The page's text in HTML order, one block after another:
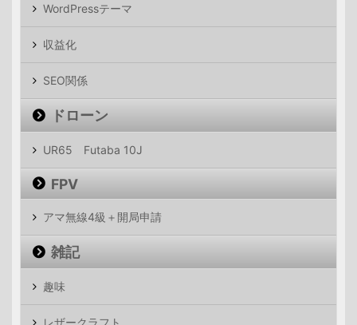
WordPressテーマ
収益化
SEO関係
ドローン
UR65 Futaba 10J
FPV
アマ無線4級＋開局申請
雑記
趣味
レザークラフト